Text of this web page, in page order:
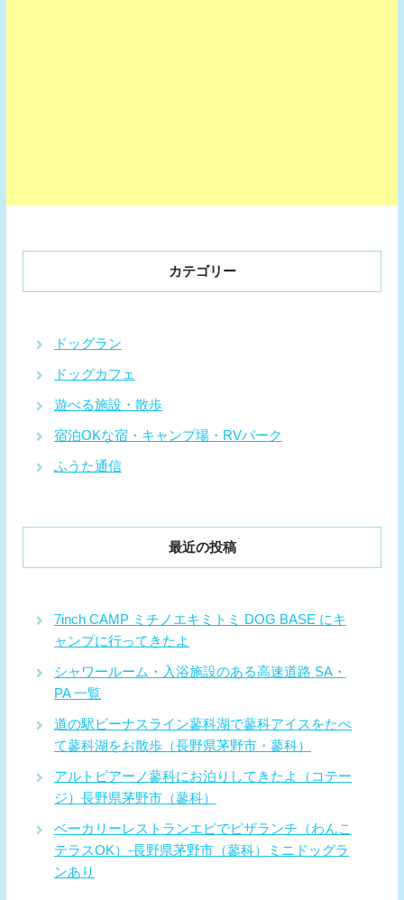
カテゴリー
ドッグラン
ドッグカフェ
遊べる施設・散歩
宿泊OKな宿・キャンプ場・RVパーク
ふうた通信
最近の投稿
7inch CAMP ミチノエキミトミ DOG BASE にキ
ャンプに行ってきたよ
シャワールーム・入浴施設のある高速道路 SA・
PA 一覧
道の駅ビーナスライン蓼科湖で蓼科アイスをたべ
て蓼科湖をお散歩（長野県茅野市・蓼科）
アルトピアーノ蓼科にお泊りしてきたよ（コテー
ジ）長野県茅野市（蓼科）
ベーカリーレストランエピでピザランチ（わんこ
テラスOK）-長野県茅野市（蓼科）ミニドッグラ
ンあり